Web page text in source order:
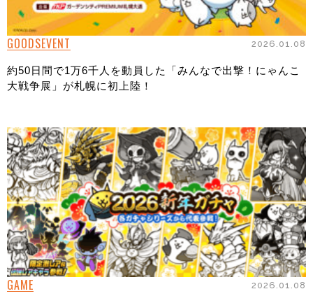
GOODSEVENT 2026.01.08
約50日間で1万6千人を動員した「みんなで出撃！にゃんこ
大戦争展」が札幌に初上陸！
GAME 2026.01.08